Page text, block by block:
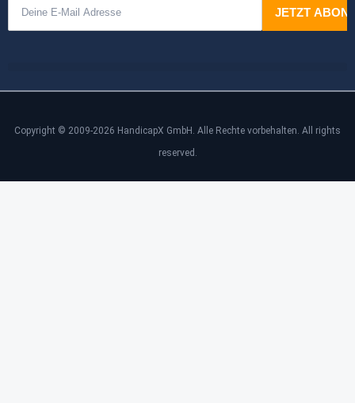
Copyright © 2009-2026 HandicapX GmbH. Alle Rechte vorbehalten. All rights
reserved.